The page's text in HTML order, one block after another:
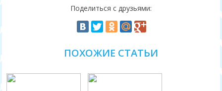
Поделиться с друзьями:
ПОХОЖИЕ СТАТЬИ